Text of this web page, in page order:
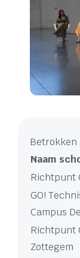
Betrokken
Naam
Richtpunt
GO!
Campus
Richtpunt
Zottegem